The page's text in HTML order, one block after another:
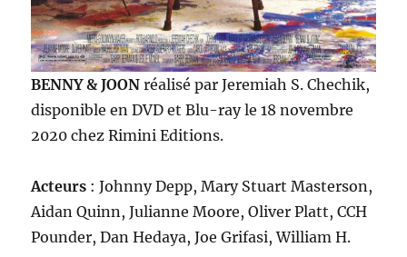
BENNY & JOON réalisé par Jeremiah S. Chechik,
disponible en DVD et Blu-ray le 18 novembre
2020 chez Rimini Editions.
Acteurs : Johnny Depp, Mary Stuart Masterson,
Aidan Quinn, Julianne Moore, Oliver Platt, CCH
Pounder, Dan Hedaya, Joe Grifasi, William H.